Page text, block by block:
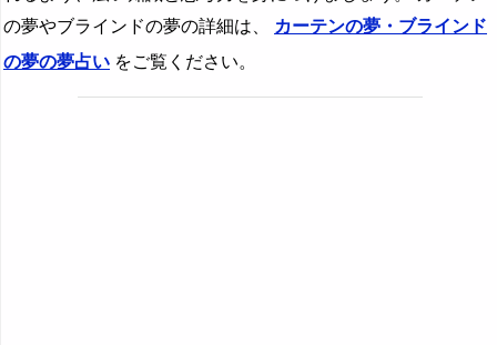
の夢やブラインドの夢の詳細は、
カーテンの夢・ブラインド
の夢の夢占い をご覧ください。